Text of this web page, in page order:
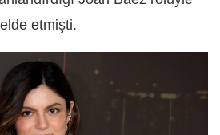
etmişti.